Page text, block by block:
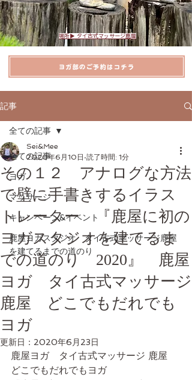
ヨガ部のご予約はコチラ
場所▶︎ タイ古式マッサージ鹿屋
記事
全ての記事
ヨガ
マッサージ
キャンペーン&イベント
鹿屋ヨガスタジオ タイ古式マッサージ鹿屋
を建てるまでの道のり
全ての記事
その１２ アナログな方法
で壁に手書きするイラス
トレーター 『鹿屋に初の
ヨガスタジオを建てるま
での道のり 2020』 鹿屋
ヨガ タイ古式マッサージ
鹿屋 どこでもだれでも
ヨガ
Sei&Mee
2020年6月10日 読了時間: 1分
更新日： 2020年6月23日
鹿屋ヨガ　タイ古式マッサージ 鹿屋
どこでもだれでもヨガ